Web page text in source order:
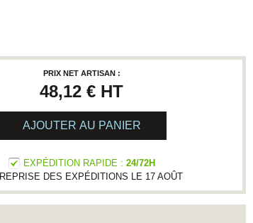
PRIX NET ARTISAN :
48,12 € HT
AJOUTER AU PANIER
EXPÉDITION RAPIDE :24/72H
REPRISE DES EXPÉDITIONS LE 17 AOÛT